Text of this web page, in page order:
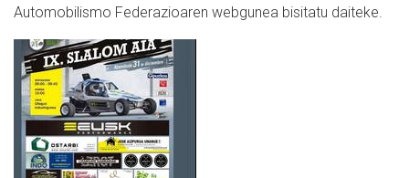
Automobilismo Federazioaren webgunea bisitatu daiteke.